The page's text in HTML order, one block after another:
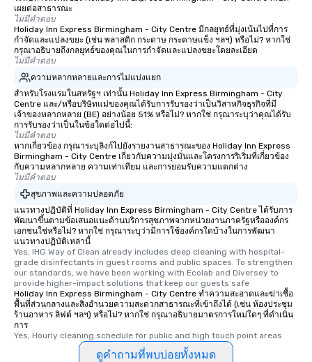
เผยต่อสาธารณะ
ไม่มีคำตอบ
Holiday Inn Express Birmingham - City Centre มีกลยุทธ์ที่มุ่งเน้นไปที่การ
กำจัดและแปลงขยะ (เช่น พลาสติก กระดาษ กระดาษแข็ง ฯลฯ) หรือไม่? หากใช่
กรุณาอธิบายถึงกลยุทธ์ของคุณในการกำจัดและแปลงขยะโดยละเอียด
ไม่มีคำตอบ
ความหลากหลายและการไม่แบ่งแยก
สำหรับโรงแรมในสหรัฐฯ เท่านั้น Holiday Inn Express Birmingham - City
Centre และ/หรือบริษัทแม่ของคุณได้รับการรับรองว่าเป็นวิสาหกิจธุรกิจที่มี
เจ้าของหลากหลาย (BE) อย่างน้อย 51% หรือไม่? หากใช่ กรุณาระบุว่าคุณได้รับ
การรับรองว่าเป็นในข้อใดต่อไปนี้:
ไม่มีคำตอบ
หากเกี่ยวข้อง กรุณาระบุลิงก์ไปยังรายงานสาธารณะของ Holiday Inn Express
Birmingham - City Centre เกี่ยวกับความมุ่งมั่นและโครงการริเริ่มที่เกี่ยวข้อง
กับความหลากหลาย ความเท่าเทียม และการยอมรับความแตกต่าง
ไม่มีคำตอบ
สุขภาพและความปลอดภัย
แนวทางปฏิบัติที่ Holiday Inn Express Birmingham - City Centre ได้รับการ
พัฒนาขึ้นตามข้อเสนอแนะด้านบริการสุขภาพจากหน่วยงานภาครัฐหรือองค์กร
เอกชนใช่หรือไม่? หากใช่ กรุณาระบุว่ามีการใช้องค์กรใดบ้างในการพัฒนา
แนวทางปฏิบัติเหล่านี้
Yes, IHG Way of Clean already includes deep cleaning with hospital-
grade disinfectants in guest rooms and public spaces. To strengthen
our standards, we have been working with Ecolab and Diversey to
provide higher-impact solutions that keep our guests safe
Holiday Inn Express Birmingham - City Centre ทำความสะอาดและฆ่าเชื้อ
พื้นที่ส่วนกลางและสิ่งอำนวยความสะดวกสาธารณะที่เข้าถึงได้ (เช่น ห้องประชุม
ร้านอาหาร ลิฟต์ ฯลฯ) หรือไม่? หากใช่ กรุณาอธิบายมาตรการใหม่ใดๆ ที่ดำเนิน
การ
Yes, Hourly cleaning schedule for public and high touch point areas
ดูคำถามที่พบบ่อยทั้งหมด